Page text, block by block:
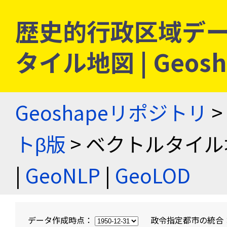
歴史的行政区域デ
タイル地図 |
Geoshapeリポジトリ >
トβ版 > ベクトルタイ
| GeoNLP | GeoLOD
データ作成時点： 政令指定都市の統